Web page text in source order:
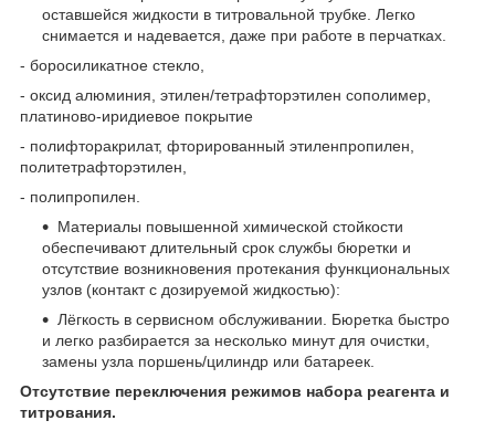
оставшейся жидкости в титровальной трубке. Легко
снимается и надевается, даже при работе в перчатках.
- боросиликатное стекло,
- оксид алюминия, этилен/тетрафторэтилен сополимер,
платиново-иридиевое покрытие
- полифторакрилат, фторированный этиленпропилен,
политетрафторэтилен,
- полипропилен.
Материалы повышенной химической стойкости
обеспечивают длительный срок службы бюретки и
отсутствие возникновения протекания функциональных
узлов (контакт с дозируемой жидкостью):
Лёгкость в сервисном обслуживании. Бюретка быстро
и легко разбирается за несколько минут для очистки,
замены узла поршень/цилиндр или батареек.
Отсутствие переключения режимов набора реагента и
титрования.